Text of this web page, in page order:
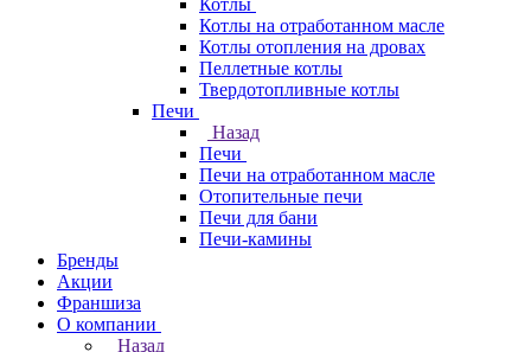
Котлы
Котлы на отработанном масле
Котлы отопления на дровах
Пеллетные котлы
Твердотопливные котлы
Печи
Назад
Печи
Печи на отработанном масле
Отопительные печи
Печи для бани
Печи-камины
Бренды
Акции
Франшиза
О компании
Назад